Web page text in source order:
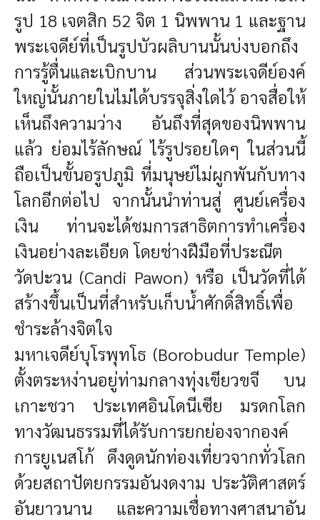
รูป 18 เจตสิก 52 จิต 1 นิพพาน 1 และฐาน
พระเจดีย์ที่เป็นรูปบัวผลิบานนั้นบ่งบอกถึง
การรู้ตื่นและเบิกบาน ส่วนพระเจดีย์องค์
ใหญ่นั้นภายในไม่ได้บรรจุสิ่งใดไว้ อาจสื่อให้
เห็นถึงความว่าง อันถึงที่สุดของนิพพาน
แล้ว ย่อมไร้ลักษณ์ ไร้รูปรอยใดๆ ในส่วนนี้
ถือเป็นขั้นอรูปภูมิ ที่มนุษย์ไม่ผูกพันกับทาง
โลกอีกต่อไป จากนั้นนำท่านสู่ ศูนย์เครื่อง
เงิน ท่านจะได้ชมการสาธิตการทำเครื่อง
เงินอย่างละเอียด โดยช่างฝีมือที่ประณีต
วัดปะวน (Candi Pawon) หรือ เป็นวัดที่ได้
สร้างขึ้นเป็นที่สำหรับเก็บน้ำศักดิ์สิทธิ์เพื่อ
ชำระล้างจิตใจ
มหาเจดีย์บุโรพุทโธ (Borobudur Temple)
ตั้งตระหง่านอยู่ท่ามกลางทุ่งเขียวขจี บน
เกาะชวา ประเทศอินโดนีเซีย มรดกโลก
ทางวัฒนธรรมที่ได้รับการยกย่องจากองค์
การยูเนสโก้ ดึงดูดนักท่องเที่ยวจากทั่วโลก
ด้วยสถาปัตยกรรมอันงดงาม ประวัติศาสตร์
อันยาวนาน และความเชื่อทางศาสนาอัน